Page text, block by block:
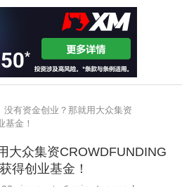
没有资金创业？那就用大众集资
金！
大众集资CROWDFUNDING
得创业基金！